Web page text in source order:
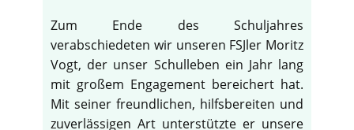
Zum Ende des Schuljahres
verabschiedeten wir unseren FSJler Moritz
Vogt, der unser Schulleben ein Jahr lang
mit großem Engagement bereichert hat.
Mit seiner freundlichen, hilfsbereiten und
zuverlässigen Art unterstützte er unsere